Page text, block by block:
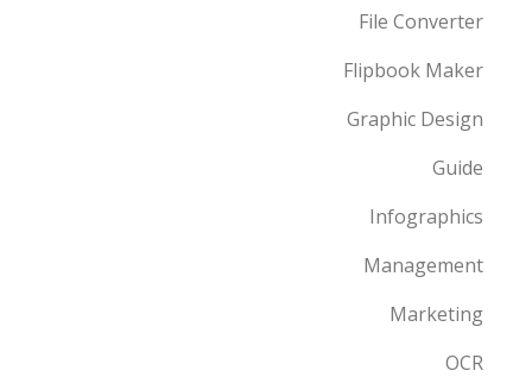
File Converter
Flipbook Maker
Graphic Design
Guide
Infographics
Management
Marketing
OCR